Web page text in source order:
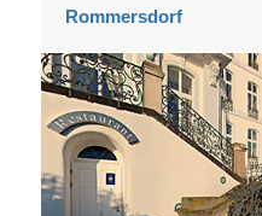
Rommersdorf